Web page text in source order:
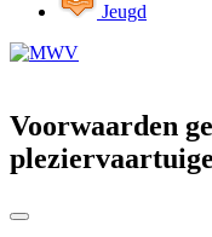
Jeugd
Voorwaarden